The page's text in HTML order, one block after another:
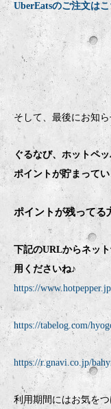
UberEatsのご注文は
そして、最後にお知
ぐるなび、ホットペ
ポイントが貯まってい
ポイントが残ってる
下記のURLからネッ
用くださいね♪
https://
https://tabelog.com/
https://r.gnavi.co.jp/
利用期間にはお気をつ